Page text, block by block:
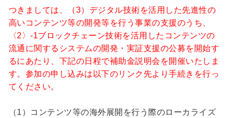
つきましては、（3）デジタル技術を活用した先進性の
高いコンテンツ等の開発等を行う事業の支援のうち、
〈2〉-1ブロックチェーン技術を活用したコンテンツの
流通に関するシステムの開発・実証支援の公募を開始す
るにあたり、下記の日程で補助金説明会を開催いたしま
す。参加の申し込みは以下のリンク先より手続きを行っ
てください。
（1）コンテンツ等の海外展開を行う際のローカライズ